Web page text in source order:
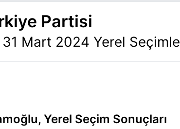
Partisi
Mart 2024 Yerel
Yerel Seçim Sonuçları